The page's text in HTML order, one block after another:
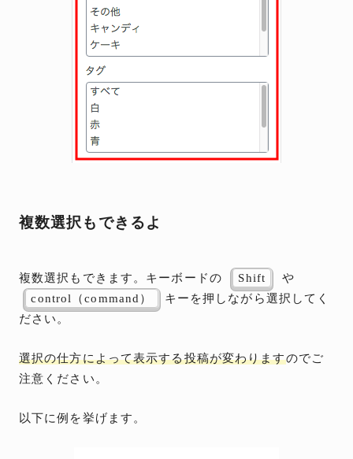
複数選択もできるよ
複数選択もできます。キーボードの Shift
や
control（command）
キーを押しながら選択してく
ださい。
選択の仕方によって表示する投稿が変わりますのでご
注意ください。
以下に例を挙げます。